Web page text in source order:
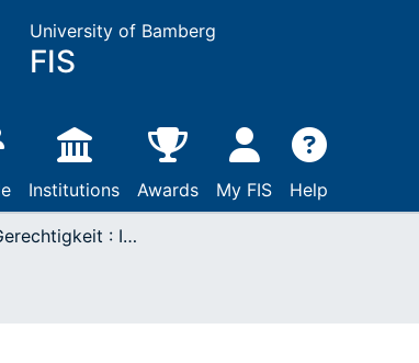
University of Bamberg
FIS
Institutions Awards My FIS Help
Soziale Gerechtigkeit : Inhalt und Grenzen. Berlin: Duncker & Humblot 1992. 123 S. gr.80 = Sozialwissenschaftliche Schriften, 18. Kart. DM 86,-. ISBN 3-428-07343-6.